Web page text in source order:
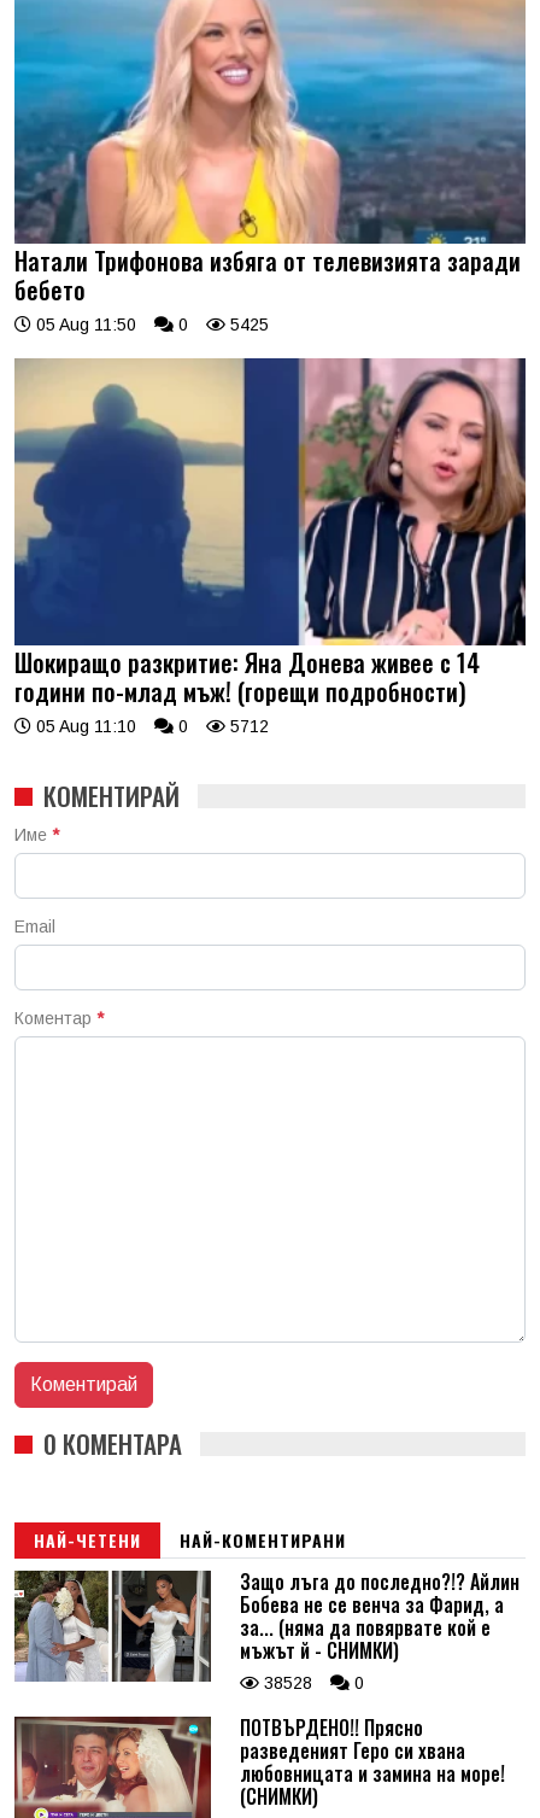
Натали Трифонова избяга от телевизията заради
бебето
05 Aug 11:50 0 5425
Шокиращо разкритие: Яна Донева живее с 14
години по-млад мъж! (горещи подробности)
05 Aug 11:10 0 5712
КОМЕНТИРАЙ
Име *
Email
Коментар *
0 КОМЕНТАРА
НАЙ-ЧЕТЕНИ НАЙ-КОМЕНТИРАНИ
Защо лъга до последно?!? Айлин
Бобева не се венча за Фарид, а
за... (няма да повярвате кой е
мъжът й - СНИМКИ)
38528 0
ПОТВЪРДЕНО!! Прясно
разведеният Геро си хвана
любовницата и замина на море!
(СНИМКИ)